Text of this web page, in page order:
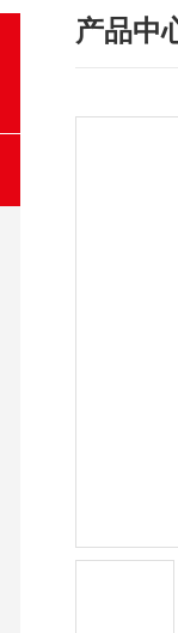
产品中